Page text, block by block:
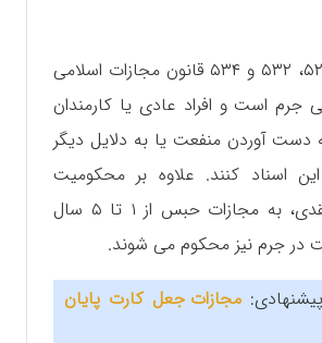
بر اساس مواد ۵۲۵، ۵۳۲ و ۵۳۴ قانون مجازات اسلامی
جرم است و افراد عادی یا کارمندان
دست آوردن منفعت یا به دلایل دیگر
اسناد کنند. علاوه بر محکومیت
پرداخت جزای نقدی، به مجازات حبس از ۱ تا ۵ سال
در جرم نیز محکوم می شوند.
مجازات جعل کارت پایان